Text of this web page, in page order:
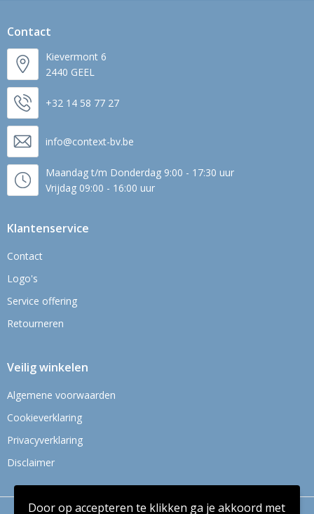
Contact
Kievermont 6
2440 GEEL
+32 14 58 77 27
info@context-bv.be
Maandag t/m Donderdag 9:00 - 17:30 uur
Vrijdag 09:00 - 16:00 uur
Klantenservice
Contact
Logo's
Service offering
Retourneren
Veilig winkelen
Algemene voorwaarden
Cookieverklaring
Privacyverklaring
Disclaimer
Door op accepteren te klikken ga je akkoord met